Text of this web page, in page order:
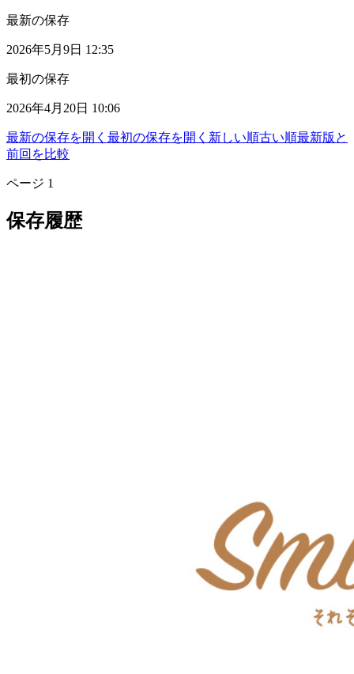
最新の保存
2026年5月9日 12:35
最初の保存
2026年4月20日 10:06
最新の保存を開く 最初の保存を開く 新しい順古い順最新版と
前回を比較
ページ 1
保存履歴